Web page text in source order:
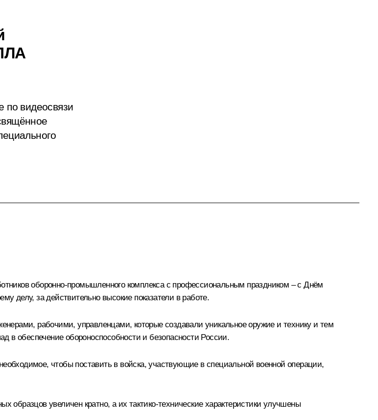
по видеосвязи
оборонно-промышленного комплекса с профессиональным праздником – с Днём
делу, за действительно высокие показатели в работе.
рабочими, управленцами, которые создавали уникальное оружие и технику и тем
обеспечение обороноспособности и безопасности России.
чтобы поставить в войска, участвующие в специальной военной операции,
образцов увеличен кратно, а их тактико-технические характеристики улучшены